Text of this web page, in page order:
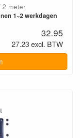
2 meter
1~2 werkdagen
32.95
27.23 excl. BTW